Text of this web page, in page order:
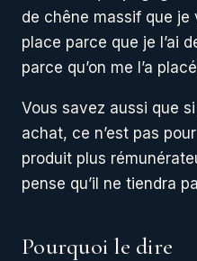
de chêne massif que je
place parce que je l’ai
parce qu’on me l’a
Vous savez aussi que
achat, ce n’est pas
produit plus
pense qu’il ne tiendra
Pourquoi le dire